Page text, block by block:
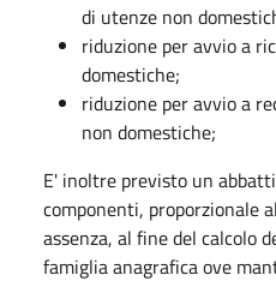
di utenze non
riduzione per avvio a
domestiche;
riduzione per avvio a
non domestiche;
E' inoltre previsto un
componenti, proporzionale
assenza, al fine del calcolo
famiglia anagrafica ove